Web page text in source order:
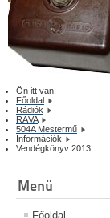
Ön itt van:
Főoldal
Rádiók
RÁVA
504A Mestermű
Információk
Vendégkönyv 2013.
Menü
Főoldal